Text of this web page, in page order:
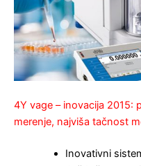
4Y vage – inovacija 2015:
merenje, najviša tačnost
Inovativni